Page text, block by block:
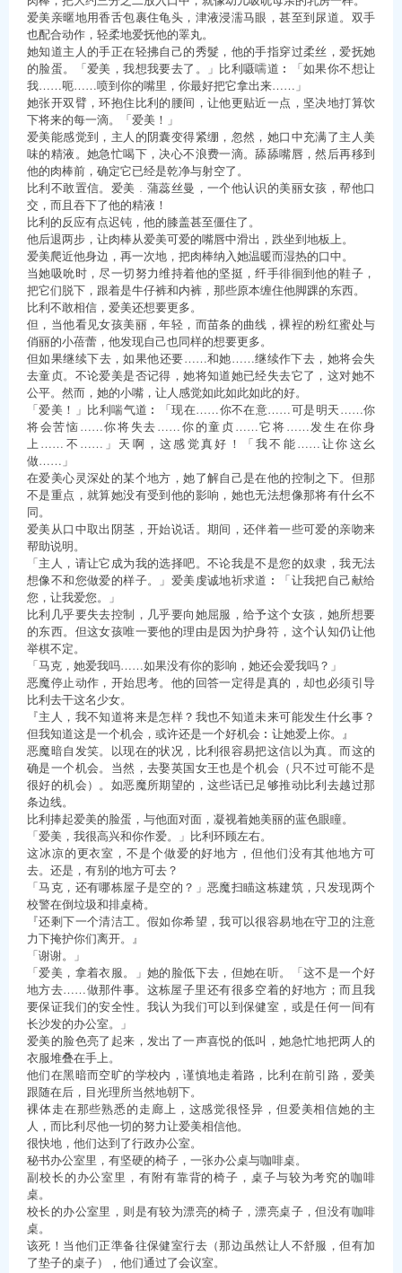
爱美亲暱地用香舌包裹住龟头，津液浸濡马眼，甚至到尿道。双手
也配合动作，轻柔地爱抚他的睪丸。
她知道主人的手正在轻拂自己的秀髮，他的手指穿过柔丝，爱抚她
的脸蛋。「爱美，我想我要去了。」比利嗫嚅道︰「如果你不想让
我……呃……喷到你的嘴里，你最好把它拿出来……」
她张开双臂，环抱住比利的腰间，让他更贴近一点，坚决地打算饮
下将来的每一滴。「爱美！」
爱美能感觉到，主人的阴囊变得紧绷，忽然，她口中充满了主人美
味的精液。她急忙喝下，决心不浪费一滴。舔舔嘴唇，然后再移到
他的肉棒前，确定它已经是乾净与射空了。
比利不敢置信。爱美﹒蒲蕊丝曼，一个他认识的美丽女孩，帮他口
交，而且吞下了他的精液！
比利的反应有点迟钝，他的膝盖甚至僵住了。
他后退两步，让肉棒从爱美可爱的嘴唇中滑出，跌坐到地板上。
爱美爬近他身边，再一次地，把肉棒纳入她温暖而湿热的口中。
当她吸吮时，尽一切努力维持着他的坚挺，纤手徘徊到他的鞋子，
把它们脱下，跟着是牛仔裤和内裤，那些原本缠住他脚踝的东西。
比利不敢相信，爱美还想要更多。
但，当他看见女孩美丽，年轻，而苗条的曲线，裸裎的粉红蜜处与
俏丽的小蓓蕾，他发现自己也同样的想要更多。
但如果继续下去，如果他还要……和她……继续作下去，她将会失
去童贞。不论爱美是否记得，她将知道她已经失去它了，这对她不
公平。然而，她的小嘴，让人感觉如此如此如此的好。
「爱美！」比利喘气道︰「现在……你不在意……可是明天……你
将会苦恼……你将失去……你的童贞……它将……发生在你身
上……不……」天啊，这感觉真好！「我不能……让你这幺
做……」
在爱美心灵深处的某个地方，她了解自己是在他的控制之下。但那
不是重点，就算她没有受到他的影响，她也无法想像那将有什幺不
同。
爱美从口中取出阴茎，开始说话。期间，还伴着一些可爱的亲吻来
帮助说明。
「主人，请让它成为我的选择吧。不论我是不是您的奴隶，我无法
想像不和您做爱的样子。」爱美虔诚地祈求道︰「让我把自己献给
您，让我爱您。」
比利几乎要失去控制，几乎要向她屈服，给予这个女孩，她所想要
的东西。但这女孩唯一要他的理由是因为护身符，这个认知仍让他
举棋不定。
「马克，她爱我吗……如果没有你的影响，她还会爱我吗？」
恶魔停止动作，开始思考。他的回答一定得是真的，却也必须引导
比利去干这名少女。
『主人，我不知道将来是怎样？我也不知道未来可能发生什幺事？
但我知道这是一个机会，或许还是一个好机会︰让她爱上你。』
恶魔暗自发笑。以现在的状况，比利很容易把这信以为真。而这的
确是一个机会。当然，去娶英国女王也是个机会（只不过可能不是
很好的机会）。如恶魔所期望的，这些话已足够推动比利去越过那
条边线。
比利捧起爱美的脸蛋，与他面对面，凝视着她美丽的蓝色眼瞳。
「爱美，我很高兴和你作爱。」比利环顾左右。
这冰凉的更衣室，不是个做爱的好地方，但他们没有其他地方可
去。还是，有别的地方可去？
「马克，还有哪栋屋子是空的？」恶魔扫瞄这栋建筑，只发现两个
校警在倒垃圾和排桌椅。
『还剩下一个清洁工。假如你希望，我可以很容易地在守卫的注意
力下掩护你们离开。』
「谢谢。」
「爱美，拿着衣服。」她的脸低下去，但她在听。「这不是一个好
地方去……做那件事。这栋屋子里还有很多空着的好地方；而且我
要保证我们的安全性。我认为我们可以到保健室，或是任何一间有
长沙发的办公室。」
爱美的脸色亮了起来，发出了一声喜悦的低叫，她急忙地把两人的
衣服堆叠在手上。
他们在黑暗而空旷的学校内，谨慎地走着路，比利在前引路，爱美
跟随在后，目光理所当然地朝下。
裸体走在那些熟悉的走廊上，这感觉很怪异，但爱美相信她的主
人，而比利尽他一切的努力让爱美相信他。
很快地，他们达到了行政办公室。
秘书办公室里，有坚硬的椅子，一张办公桌与咖啡桌。
副校长的办公室里，有附有靠背的椅子，桌子与较为考究的咖啡
桌。
校长的办公室里，则是有较为漂亮的椅子，漂亮桌子，但没有咖啡
桌。
该死！当他们正準备往保健室行去（那边虽然让人不舒服，但有加
了垫子的桌子），他们通过了会议室。